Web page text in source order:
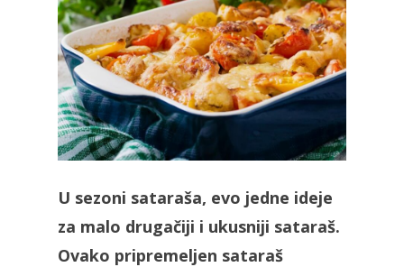
U sezoni sataraša, evo jedne ideje
za malo drugačiji i ukusniji sataraš.
Ovako pripremeljen sataraš